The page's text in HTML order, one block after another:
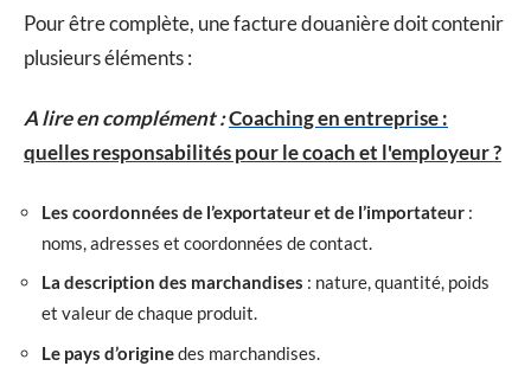
Pour être complète, une facture douanière doit contenir
plusieurs éléments :
A lire en complément :Coaching en entreprise :
quelles responsabilités pour le coach et l'employeur ?
Les coordonnées de l’exportateur et de l’importateur :
noms, adresses et coordonnées de contact.
La description des marchandises : nature, quantité, poids
et valeur de chaque produit.
Le pays d’originedes marchandises.